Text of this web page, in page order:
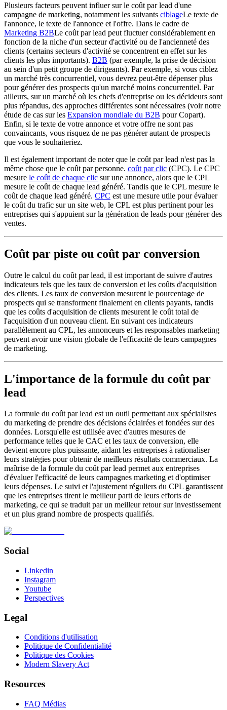
Plusieurs facteurs peuvent influer sur le coût par lead d'une
campagne de marketing, notamment les suivants ciblageLe texte de
l'annonce, le texte de l'annonce et l'offre. Dans le cadre de
Marketing B2BLe coût par lead peut fluctuer considérablement en
fonction de la niche d'un secteur d'activité ou de l'ancienneté des
clients (certains secteurs d'activité se concentrent en effet sur les
clients les plus importants). B2B (par exemple, la prise de décision
au sein d'un petit groupe de dirigeants). Par exemple, si vous ciblez
un marché très concurrentiel, vous devrez peut-être dépenser plus
pour générer des prospects qu'un marché moins concurrentiel. Par
ailleurs, sur un marché où les chefs d'entreprise ou les décideurs sont
plus répandus, des approches différentes sont nécessaires (voir notre
étude de cas sur les Expansion mondiale du B2B pour Copart).
Enfin, si le texte de votre annonce et votre offre ne sont pas
convaincants, vous risquez de ne pas générer autant de prospects
que vous le souhaiteriez.
Il est également important de noter que le coût par lead n'est pas la
même chose que le coût par personne. coût par clic (CPC). Le CPC
mesure le coût de chaque clic sur une annonce, alors que le CPL
mesure le coût de chaque lead généré. Tandis que le CPL mesure le
coût de chaque lead généré. CPC est une mesure utile pour évaluer
le coût du trafic sur un site web, le CPL est plus pertinent pour les
entreprises qui s'appuient sur la génération de leads pour générer des
ventes.
Coût par piste ou coût par conversion
Outre le calcul du coût par lead, il est important de suivre d'autres
indicateurs tels que les taux de conversion et les coûts d'acquisition
des clients. Les taux de conversion mesurent le pourcentage de
prospects qui se transforment finalement en clients payants, tandis
que les coûts d'acquisition de clients mesurent le coût total de
l'acquisition d'un nouveau client. En suivant ces indicateurs
parallèlement au CPL, les annonceurs et les responsables marketing
peuvent avoir une vision globale de l'efficacité de leurs campagnes
de marketing.
L'importance de la formule du coût par
lead
La formule du coût par lead est un outil permettant aux spécialistes
du marketing de prendre des décisions éclairées et fondées sur des
données. Lorsqu'elle est utilisée avec d'autres mesures de
performance telles que le CAC et les taux de conversion, elle
devient encore plus puissante, aidant les entreprises à rationaliser
leurs stratégies pour obtenir de meilleurs résultats commerciaux. La
maîtrise de la formule du coût par lead permet aux entreprises
d'évaluer l'efficacité de leurs campagnes marketing et d'optimiser
leurs dépenses. Le suivi et l'ajustement réguliers du CPL garantissent
que les entreprises tirent le meilleur parti de leurs efforts de
marketing, ce qui se traduit par un meilleur retour sur investissement
et un plus grand nombre de prospects qualifiés.
Social
Linkedin
Instagram
Youtube
Perspectives
Legal
Conditions d'utilisation
Politique de Confidentialité
Politique des Cookies
Modern Slavery Act
Resources
FAQ Médias